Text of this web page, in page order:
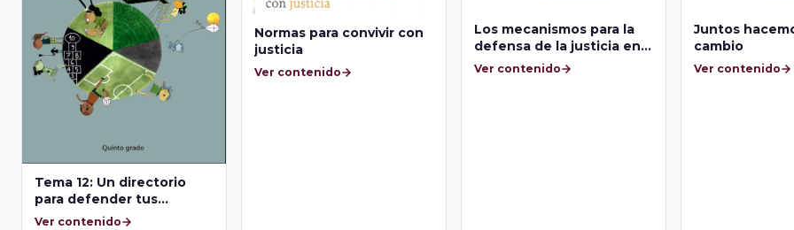
Tema 12: Un directorio
para defender tus
derechos
Ver contenido
Normas para convivir con
justicia
Ver contenido
Los mecanismos para la
defensa de la justicia en
el mundo
Ver contenido
Juntos
cambio
Ver contenido